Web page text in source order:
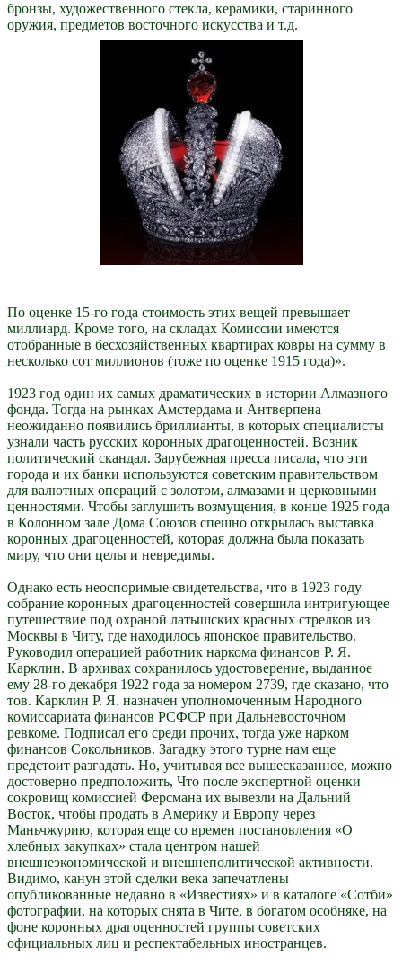
бронзы, художественного стекла, керамики, старинного
оружия, предметов восточного искусства и т.д.
По оценке 15-го года стоимость этих вещей превышает
миллиард. Кроме того, на складах Комиссии имеются
отобранные в бесхозяйственных квартирах ковры на сумму в
несколько сот миллионов (тоже по оценке 1915 года)».
1923 год один их самых драматических в истории Алмазного
фонда. Тогда на рынках Амстердама и Антверпена
неожиданно появились бриллианты, в которых специалисты
узнали часть русских коронных драгоценностей. Возник
политический скандал. Зарубежная пресса писала, что эти
города и их банки используются советским правительством
для валютных операций с золотом, алмазами и церковными
ценностями. Чтобы заглушить возмущения, в конце 1925 года
в Колонном зале Дома Союзов спешно открылась выставка
коронных драгоценностей, которая должна была показать
миру, что они целы и невредимы.
Однако есть неоспоримые свидетельства, что в 1923 году
собрание коронных драгоценностей совершила интригующее
путешествие под охраной латышских красных стрелков из
Москвы в Читу, где находилось японское правительство.
Руководил операцией работник наркома финансов Р. Я.
Карклин. В архивах сохранилось удостоверение, выданное
ему 28-го декабря 1922 года за номером 2739, где сказано, что
тов. Карклин Р. Я. назначен уполномоченным Народного
комиссариата финансов РСФСР при Дальневосточном
ревкоме. Подписал его среди прочих, тогда уже нарком
финансов Сокольников. Загадку этого турне нам еще
предстоит разгадать. Но, учитывая все вышесказанное, можно
достоверно предположить, Что после экспертной оценки
сокровищ комиссией Ферсмана их вывезли на Дальний
Восток, чтобы продать в Америку и Европу через
Маньчжурию, которая еще со времен постановления «О
хлебных закупках» стала центром нашей
внешнеэкономической и внешнеполитической активности.
Видимо, канун этой сделки века запечатлены
опубликованные недавно в «Известиях» и в каталоге «Сотби»
фотографии, на которых снята в Чите, в богатом особняке, на
фоне коронных драгоценностей группы советских
официальных лиц и респектабельных иностранцев.